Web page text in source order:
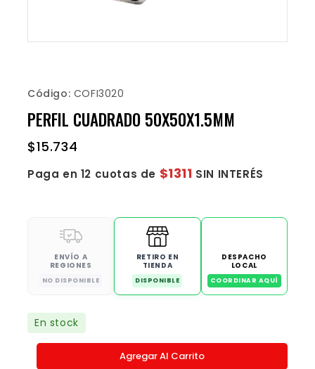
Código: COFI3020
PERFIL CUADRADO 50X50X1.5MM
$15.734
Paga en 12 cuotas de $1311 SIN INTERÉS
ENVÍO A
REGIONES
NO DISPONIBLE
RETIRO EN
TIENDA
DISPONIBLE
DESPACHO
LOCAL
COORDINAR AQUÍ
En stock
Agregar Al Carrito